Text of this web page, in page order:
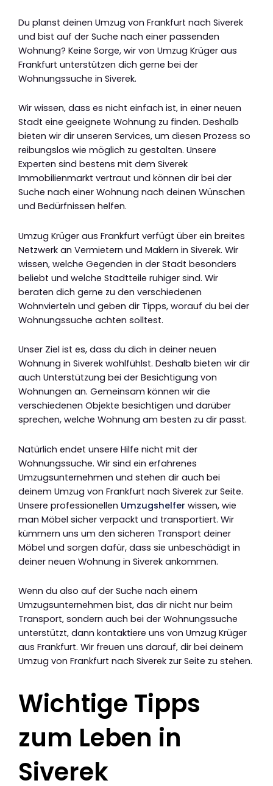
Du planst deinen Umzug von Frankfurt nach Siverek
und bist auf der Suche nach einer passenden
Wohnung? Keine Sorge, wir von Umzug Krüger aus
Frankfurt unterstützen dich gerne bei der
Wohnungssuche in Siverek.
Wir wissen, dass es nicht einfach ist, in einer neuen
Stadt eine geeignete Wohnung zu finden. Deshalb
bieten wir dir unseren Services, um diesen Prozess so
reibungslos wie möglich zu gestalten. Unsere
Experten sind bestens mit dem Siverek
Immobilienmarkt vertraut und können dir bei der
Suche nach einer Wohnung nach deinen Wünschen
und Bedürfnissen helfen.
Umzug Krüger aus Frankfurt verfügt über ein breites
Netzwerk an Vermietern und Maklern in Siverek. Wir
wissen, welche Gegenden in der Stadt besonders
beliebt und welche Stadtteile ruhiger sind. Wir
beraten dich gerne zu den verschiedenen
Wohnvierteln und geben dir Tipps, worauf du bei der
Wohnungssuche achten solltest.
Unser Ziel ist es, dass du dich in deiner neuen
Wohnung in Siverek wohlfühlst. Deshalb bieten wir dir
auch Unterstützung bei der Besichtigung von
Wohnungen an. Gemeinsam können wir die
verschiedenen Objekte besichtigen und darüber
sprechen, welche Wohnung am besten zu dir passt.
Natürlich endet unsere Hilfe nicht mit der
Wohnungssuche. Wir sind ein erfahrenes
Umzugsunternehmen und stehen dir auch bei
deinem Umzug von Frankfurt nach Siverek zur Seite.
Unsere professionellen Umzugshelfer wissen, wie
man Möbel sicher verpackt und transportiert. Wir
kümmern uns um den sicheren Transport deiner
Möbel und sorgen dafür, dass sie unbeschädigt in
deiner neuen Wohnung in Siverek ankommen.
Wenn du also auf der Suche nach einem
Umzugsunternehmen bist, das dir nicht nur beim
Transport, sondern auch bei der Wohnungssuche
unterstützt, dann kontaktiere uns von Umzug Krüger
aus Frankfurt. Wir freuen uns darauf, dir bei deinem
Umzug von Frankfurt nach Siverek zur Seite zu stehen.
Wichtige Tipps
zum Leben in
Siverek